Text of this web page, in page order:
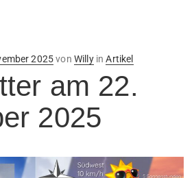
2025von WillyinArtikel
am 22.
2025